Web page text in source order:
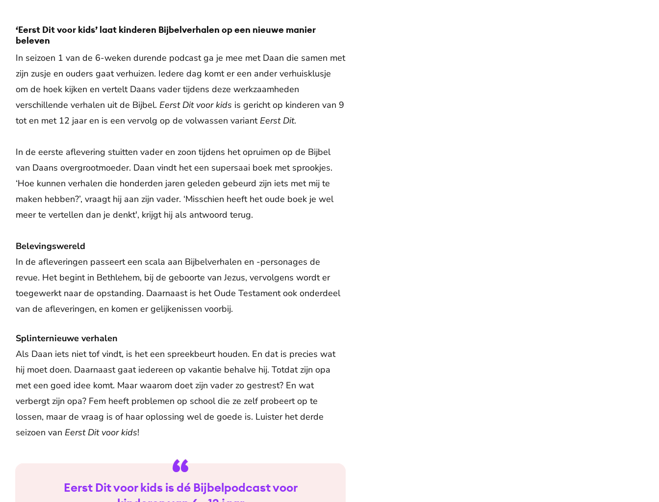
‘Eerst Dit voor kids’ laat kinderen Bijbelverhalen op een nieuwe manier
beleven
In seizoen 1 van de 6-weken durende podcast ga je mee met Daan die samen met
zijn zusje en ouders gaat verhuizen. Iedere dag komt er een ander verhuisklusje
om de hoek kijken en vertelt Daans vader tijdens deze werkzaamheden
verschillende verhalen uit de Bijbel. Eerst Dit voor kids is gericht op kinderen van 9
tot en met 12 jaar en is een vervolg op de volwassen variant Eerst Dit.
In de eerste aflevering stuitten vader en zoon tijdens het opruimen op de Bijbel
van Daans overgrootmoeder. Daan vindt het een supersaai boek met sprookjes.
‘Hoe kunnen verhalen die honderden jaren geleden gebeurd zijn iets met mij te
maken hebben?’, vraagt hij aan zijn vader. ‘Misschien heeft het oude boek je wel
meer te vertellen dan je denkt', krijgt hij als antwoord terug.
Belevingswereld
In de afleveringen passeert een scala aan Bijbelverhalen en -personages de
revue. Het begint in Bethlehem, bij de geboorte van Jezus, vervolgens wordt er
toegewerkt naar de opstanding. Daarnaast is het Oude Testament ook onderdeel
van de afleveringen, en komen er gelijkenissen voorbij.
Splinternieuwe verhalen
Als Daan iets niet tof vindt, is het een spreekbeurt houden. En dat is precies wat
hij moet doen. Daarnaast gaat iedereen op vakantie behalve hij. Totdat zijn opa
met een goed idee komt. Maar waarom doet zijn vader zo gestrest? En wat
verbergt zijn opa? Fem heeft problemen op school die ze zelf probeert op te
lossen, maar de vraag is of haar oplossing wel de goede is. Luister het derde
seizoen van Eerst Dit voor kids!
Eerst Dit voor kids is dé Bijbelpodcast voor